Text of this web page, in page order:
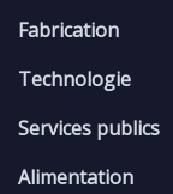
Fabrication
Technologie
Services publics
Alimentation